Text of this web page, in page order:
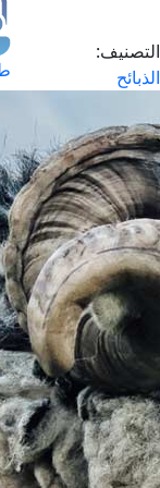
التصنيف:
الذبائح